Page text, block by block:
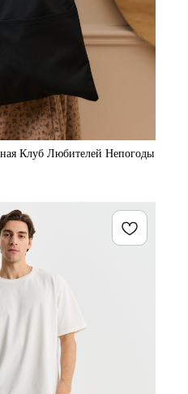
Клуб Любителей Непогоды